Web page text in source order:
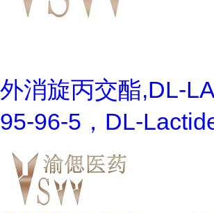
外消旋丙交酯,DL-
95-96-5，DL-